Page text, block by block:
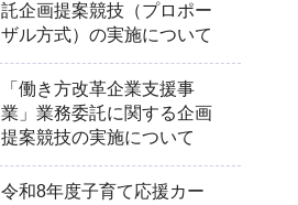
託企画提案競技（プロポー
ザル方式）の実施について
「働き方改革企業支援事
業」業務委託に関する企画
提案競技の実施について
令和8年度子育て応援カー